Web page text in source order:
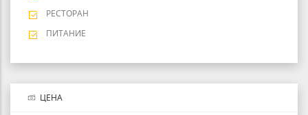
РЕСТОРАН
ПИТАНИЕ
ЦЕНА